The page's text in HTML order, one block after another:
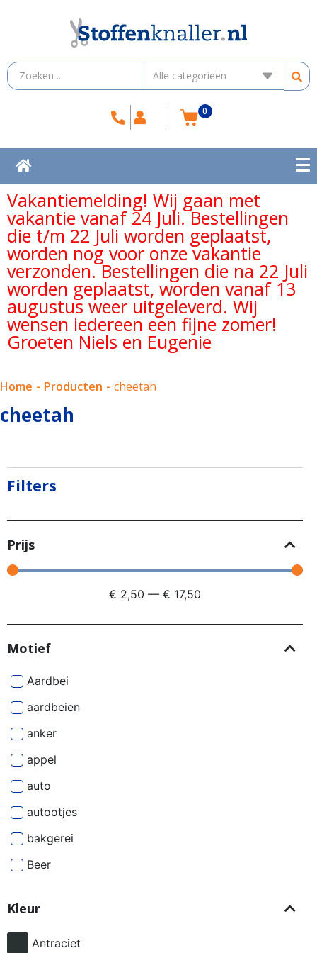
0
Vakantiemelding! Wij gaan met
vakantie vanaf 24 Juli. Bestellingen
die t/m 22 Juli worden geplaatst,
worden nog voor onze vakantie
verzonden. Bestellingen die na 22 Juli
worden geplaatst, worden vanaf 13
augustus weer uitgeleverd. Wij
wensen iedereen een fijne zomer!
Groeten Niels en Eugenie
Home - Producten - cheetah
cheetah
Filters
Prijs
€ 2,50 — € 17,50
Motief
Aardbei
aardbeien
anker
appel
auto
autootjes
bakgerei
Beer
besjes
bier
Kleur
Antraciet